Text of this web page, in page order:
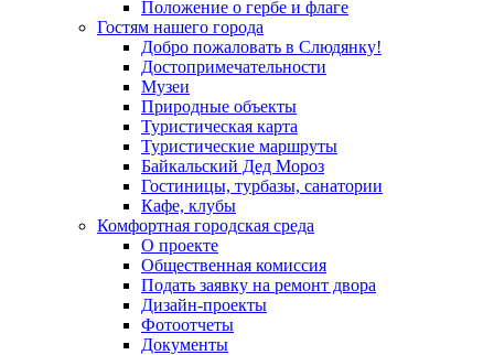
Положение о гербе и флаге
Гостям нашего города
Добро пожаловать в Слюдянку!
Достопримечательности
Музеи
Природные объекты
Туристическая карта
Туристические маршруты
Байкальский Дед Мороз
Гостиницы, турбазы, санатории
Кафе, клубы
Комфортная городская среда
О проекте
Общественная комиссия
Подать заявку на ремонт двора
Дизайн-проекты
Фотоотчеты
Документы